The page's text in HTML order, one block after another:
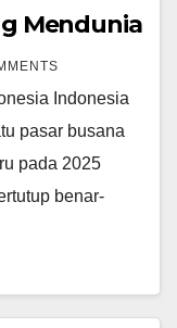
Mendunia
Indonesia
pasar busana
pada 2025
benar-